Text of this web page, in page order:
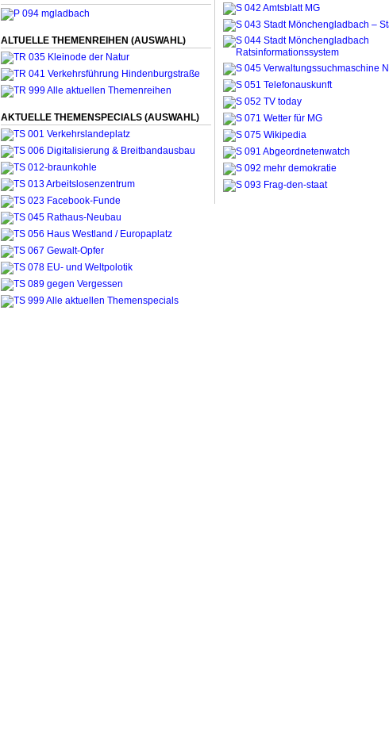
ALTUELLE THEMENREIHEN (AUSWAHL)
AKTUELLE THEMENSPECIALS (AUSWAHL)